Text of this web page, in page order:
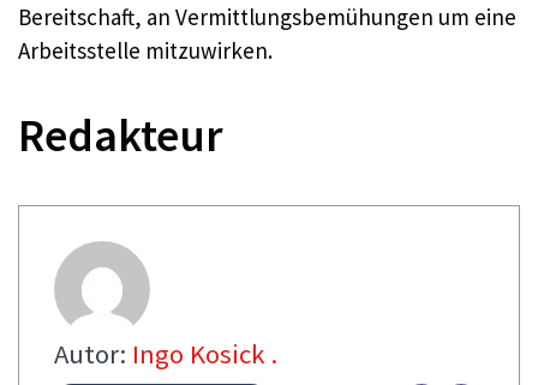
Bereitschaft, an Vermittlungsbemühungen um eine
Arbeitsstelle mitzuwirken.
Redakteur
Autor: Ingo Kosick .